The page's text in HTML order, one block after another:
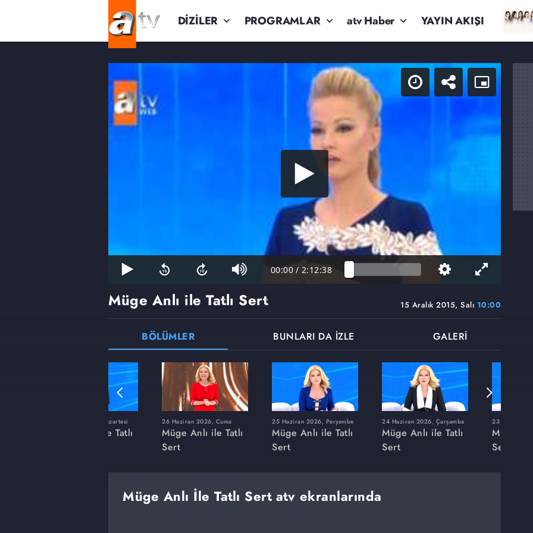
DİZİLER PROGRAMLAR atv Haber YAYIN AKIŞI
00:00 / 2:12:38
15 Aralık 2015, Salı 10:00
Müge Anlı ile Tatlı Sert
BÖLÜMLER BUNLARI DA İZLE GALERİ
8 Haziran 2026, Pazartesi
Müge Anlı ile Tatlı
26 Haziran 2026, Cuma
Müge Anlı ile Tatlı
Sert
25 Haziran 2026, Perşembe
Müge Anlı ile Tatlı
Sert
24 Haziran 2026, Çarşamba
Müge Anlı ile Tatlı
Sert
23 Haziran
Müge
Sert
Müge Anlı İle Tatlı Sert atv ekranlarında